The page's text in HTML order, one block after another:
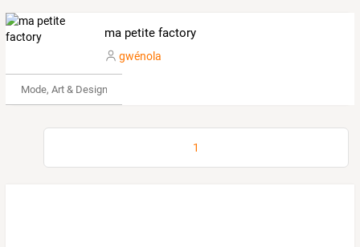
ma petite factory
gwénola
Mode, Art & Design
1